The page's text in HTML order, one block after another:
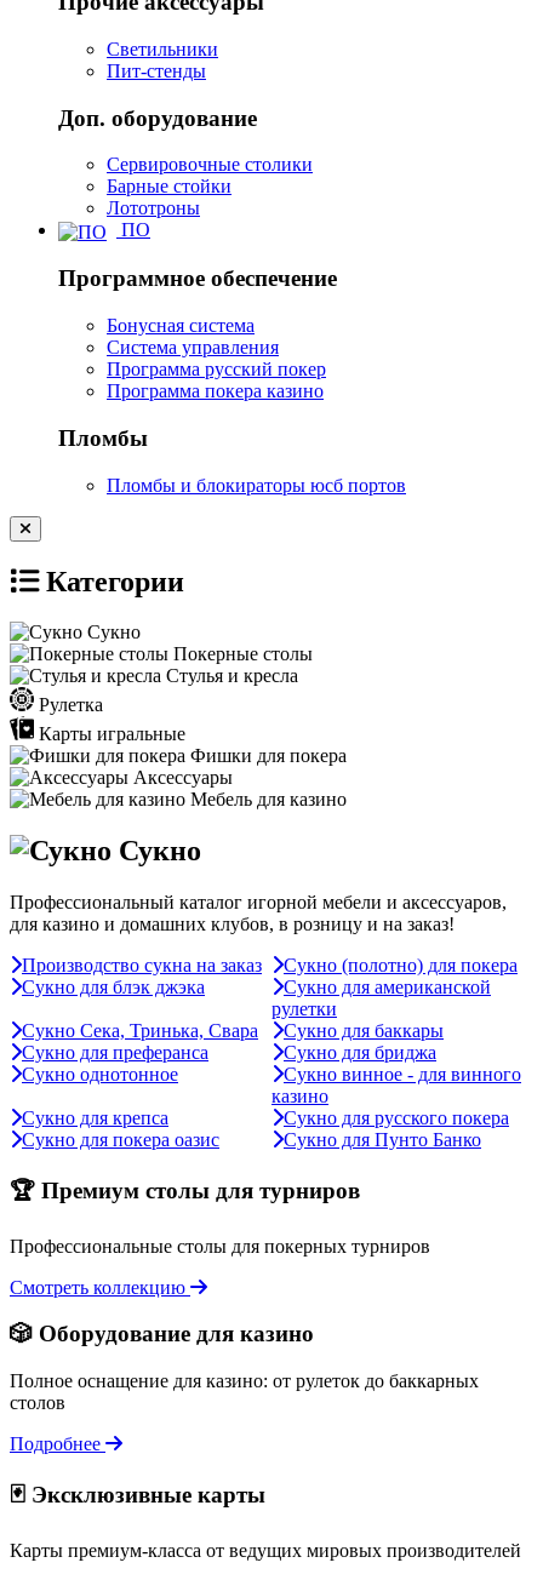
Светильники
Пит-стенды
Доп. оборудование
Сервировочные столики
Барные стойки
Лототроны
ПО
Программное обеспечение
Бонусная система
Система управления
Программа русский покер
Программа покера казино
Пломбы
Пломбы и блокираторы юсб портов
Категории
Сукно
Покерные столы
Стулья и кресла
Рулетка
Карты игральные
Фишки для покера
Аксессуары
Мебель для казино
Сукно
Профессиональный каталог игорной мебели и аксессуаров,
для казино и домашних клубов, в розницу и на заказ!
Производство сукна на заказ
Сукно (полотно) для покера
Сукно для блэк джэка
Сукно для американской
рулетки
Сукно Сека, Тринька, Свара
Сукно для баккары
Сукно для преферанса
Сукно для бриджа
Сукно однотонное
Сукно винное - для винного
казино
Сукно для крепса
Сукно для русского покера
Сукно для покера оазис
Сукно для Пунто Банко
🏆 Премиум столы для турниров
Профессиональные столы для покерных турниров
Смотреть коллекцию
🎲 Оборудование для казино
Полное оснащение для казино: от рулеток до баккарных
столов
Подробнее
🃏 Эксклюзивные карты
Карты премиум-класса от ведущих мировых производителей